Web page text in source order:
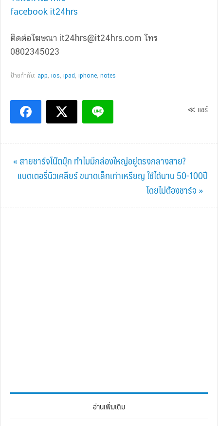
facebook it24hrs
ติดต่อโฆษณา it24hrs@it24hrs.com โทร
0802345023
ป้ายกำกับ: app, ios, ipad , iphone, notes
≪ แชร์
Previous
Post:
« สายชาร์จโน๊ตบุ๊ก ทำไมมีกล่องใหญ่อยู่ตรงกลางสาย?
Next
แบตเตอรี่นิวเคลียร์ ขนาดเล็กเท่าเหรียญ ใช้ได้นาน 50-100ปี
โดยไม่ต้องชาร์จ »
อ่านเพิ่มเติม